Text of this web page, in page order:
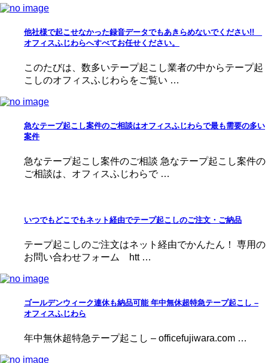
他社様で起こせなかった録音データでもあきらめないでください!!
オフィスふじわらへすべてお任せください。
このたびは、数多いテープ起こし業者の中からテープ起
こしのオフィスふじわらをご覧い …
急なテープ起こし案件のご相談はオフィスふじわらで最も需要の多い
案件
急なテープ起こし案件のご相談 急なテープ起こし案件の
ご相談は、オフィスふじわらで …
いつでもどこでもネット経由でテープ起こしのご注文・ご納品
テープ起こしのご注文はネット経由でかんたん！ 専用の
お問い合わせフォーム htt …
ゴールデンウィーク連休も納品可能 年中無休超特急テープ起こし –
オフィスふじわら
年中無休超特急テープ起こし – officefujiwara.com …